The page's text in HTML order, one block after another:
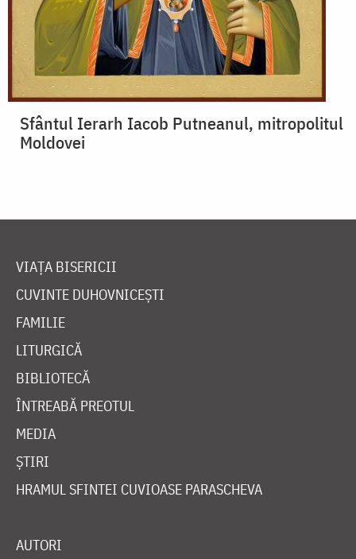
Sfântul Ierarh Iacob Putneanul, mitropolitul
Moldovei
VIAȚA BISERICII
CUVINTE DUHOVNICEȘTI
FAMILIE
LITURGICĂ
BIBLIOTECĂ
ÎNTREABĂ PREOTUL
MEDIA
ȘTIRI
HRAMUL SFINTEI CUVIOASE PARASCHEVA
AUTORI